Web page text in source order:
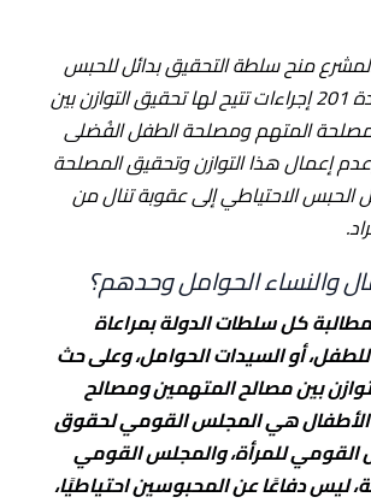
منح سلطة التحقيق بدائل للحبس
الاحتياطي في المادة 201 إجراءات تتيح لها تحقيق التوازن بين
المتهم ومصلحة الطفل الفُضلى
إعمال هذا التوازن وتحقيق المصلحة
الحبس الاحتياطي إلى عقوبة تنال من
والنساء الحوامل وحدهم؟
كل سلطات الدولة بمراعاة
أو السيدات الحوامل، وعلى حث
بين مصالح المتهمين ومصالح
الأطفال هي المجلس القومي لحقوق
القومي للمرأة، والمجلس القومي
ليس دفاعًا عن المحبوسين احتياطيًا،